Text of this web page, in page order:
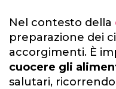
Nel contesto della
preparazione dei
accorgimenti. È
cuocere gli
salutari,